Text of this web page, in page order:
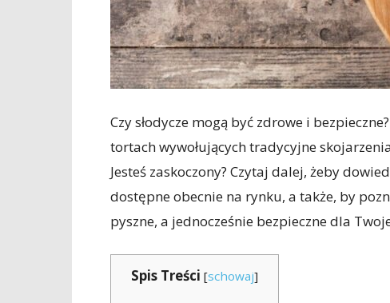
Czy słodycze mogą być zdrowe i
tortach wywołujących tradycyjne
Jesteś zaskoczony? Czytaj dalej, żeby
dostępne obecnie na rynku, a także, by
pyszne, a jednocześnie bezpieczne dla
Spis Treści [schowaj]